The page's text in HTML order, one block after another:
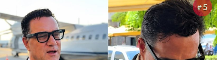
# 5